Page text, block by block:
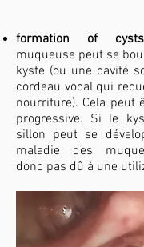
formation of cysts
muqueuse peut se
kyste (ou une cavité
cordeau vocal qui
nourriture). Cela peut
progressive. Si le
sillon peut se
maladie des
donc pas dû à une